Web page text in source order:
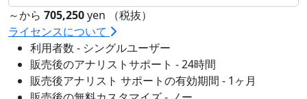
～から 705,250yen （税抜）
ライセンスについて
利用者数 - シングルユーザー
販売後のアナリストサポート - 24時間
販売後アナリスト サポートの有効期間 - 1ヶ月